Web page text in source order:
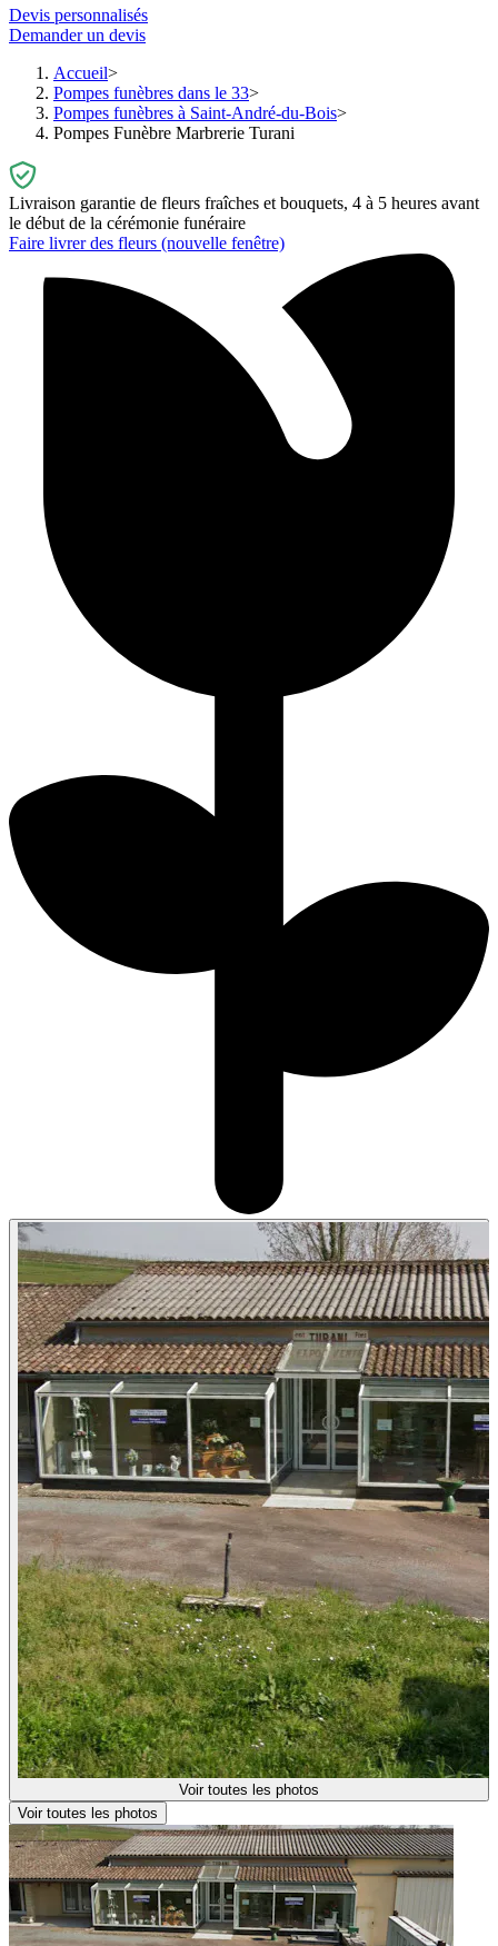
Devis personnalisés
Demander un devis
Accueil
Pompes funèbres dans le 33
Pompes funèbres à Saint-André-du-Bois
Pompes Funèbre Marbrerie Turani
Livraison garantie de fleurs fraîches et bouquets, 4 à 5 heures avant
le début de la cérémonie funéraire
Faire livrer des fleurs (nouvelle fenêtre)
Voir toutes les photos
Voir toutes les photos